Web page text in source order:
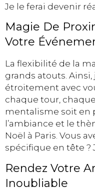
Je le ferai devenir
Magie De
Votre
La flexibilité de la
grands atouts.
étroitement avec
chaque tour,
mentalisme soit en
l’ambiance et le
Noël à Paris. Vous
spécifique en tête ?
Rendez Votre
Inoubliable